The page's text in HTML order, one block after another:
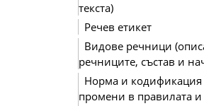
текста)
Речев етикет
Видове речници
речниците, състав и
Норма и
промени в правилата